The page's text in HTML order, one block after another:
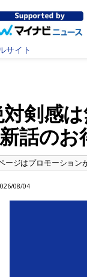
サイト
剣感
話のお
08/04